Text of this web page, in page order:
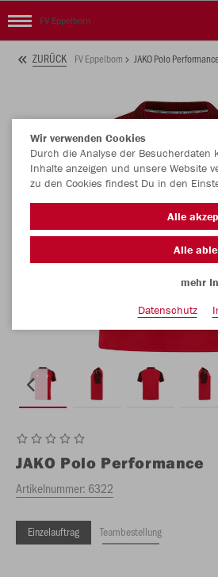
FV Eppelborn
ZURÜCK FV Eppelborn JAKO Polo
JAKO Polo Performance
Artikelnummer: 6322
Einzelauftrag Teambestellung
Wir verwenden Cookies
Durch die Analyse der Besucherdaten
Inhalte anzeigen und unsere Website
zu den Cookies findest Du in den
Alle
Alle
mehr
Datenschutz